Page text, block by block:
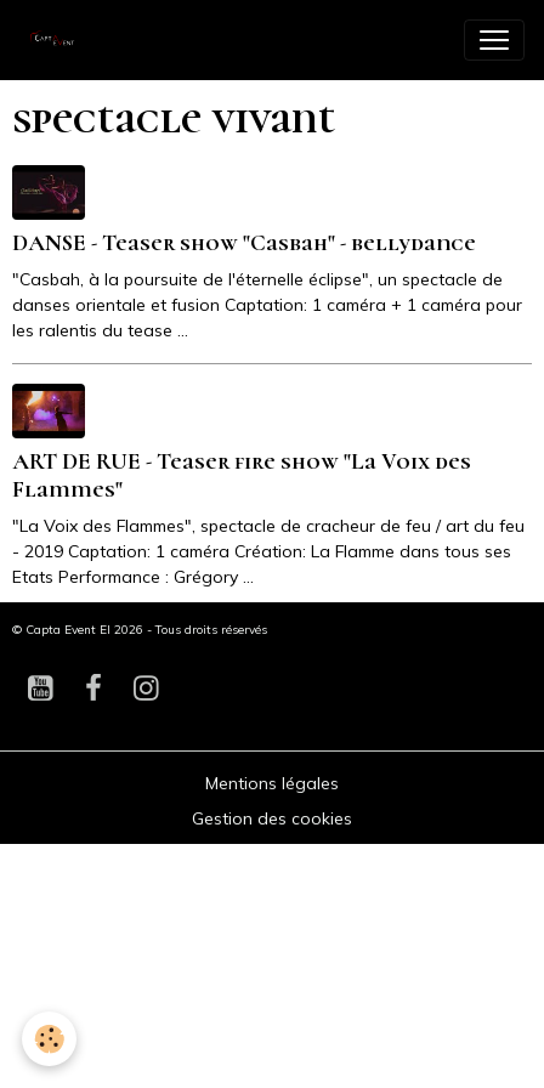
spectacle vivant
DANSE - Teaser show "Casbah" - bellydance
"Casbah, à la poursuite de l'éternelle éclipse", un spectacle de
danses orientale et fusion Captation: 1 caméra + 1 caméra pour
les ralentis du tease ...
ART DE RUE - Teaser fire show "La Voix des
Flammes"
"La Voix des Flammes", spectacle de cracheur de feu / art du feu
- 2019 Captation: 1 caméra Création: La Flamme dans tous ses
Etats Performance : Grégory ...
© Capta Event EI 2026 - Tous droits réservés
Mentions légales
Gestion des cookies